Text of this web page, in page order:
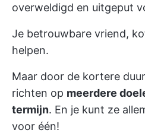
overweldigd en uitgeput
Je betrouwbare vriend,
helpen.
Maar door de kortere
richten op meerdere
termijn. En je kunt ze
voor één!